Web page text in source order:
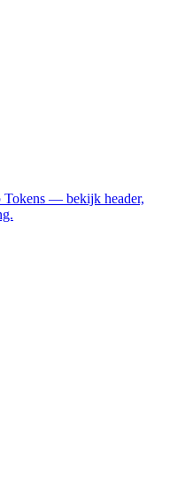
Tokens — bekijk header,